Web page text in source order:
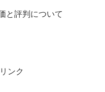
と評判について
ンク